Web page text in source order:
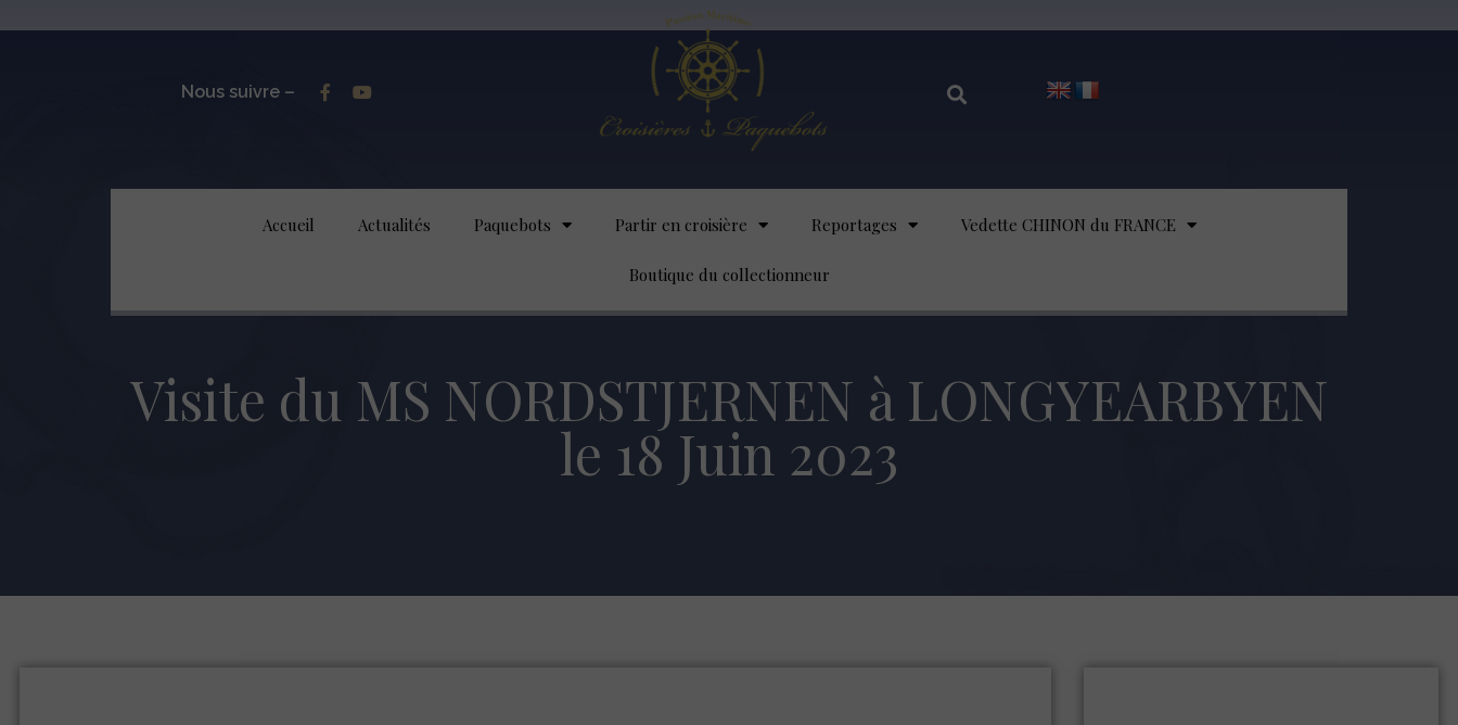
Nous suivre –
Accueil Actualités Paquebots Partir en croisière Reportages Vedette CHINON du FRANCE
Boutique du collectionneur
Visite du MS NORDSTJERNEN à LONGYEARBYEN
le 18 Juin 2023